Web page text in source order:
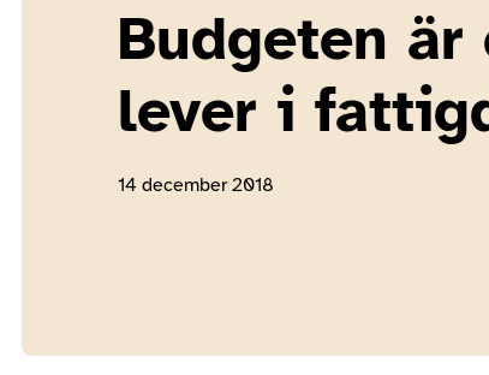
Budgeten
lever i
14 december 2018